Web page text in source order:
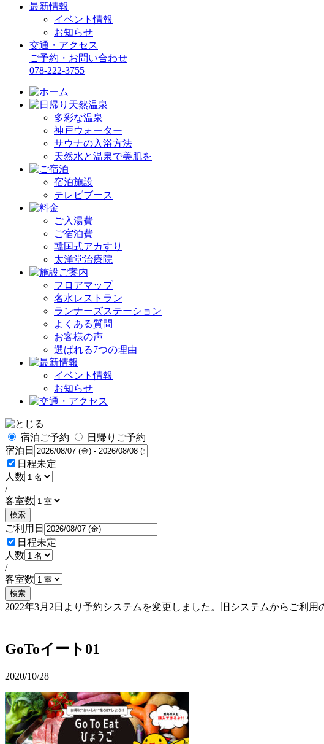
最新情報
イベント情報
お知らせ
交通・アクセス
ご予約・お問い合わせ
078-222-3755
多彩な温泉
神戸ウォーター
サウナの入浴方法
天然水と温泉で美肌を
宿泊施設
テレビブース
ご入湯費
ご宿泊費
韓国式アカすり
太洋堂治療院
フロアマップ
名水レストラン
ランナーズステーション
よくある質問
お客様の声
選ばれる7つの理由
イベント情報
お知らせ
宿泊ご予約
日帰りご予約
宿泊日
日程未定
人数
/
客室数
検索
ご利用日
日程未定
人数
/
客室数
検索
2022年3月2日より予約システムを変更しました。旧システムからご利
GoToイート01
2020/10/28